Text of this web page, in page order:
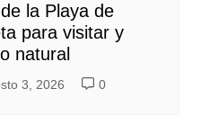
la Playa de
para visitar y
natural
3, 2026 0